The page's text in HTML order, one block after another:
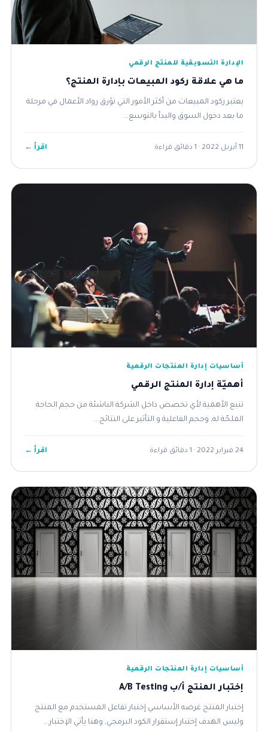
الإدارة التسويقية للمنتج الرقمي
ما هي علاقة ركود المبيعات بإدارة المنتج؟
يعتبر ركود المبيعات من أكثر الأمور التي تؤرق رواد الأعمال في مرحلة
ما بعد دخول السوق والبدأ بالتوسع...
11 أبريل 2022 · 1 دقائق قراءة اقرأ ←
أساسيات إدارة المنتجات الرقمية
أهميّة إدارة المنتج الرقمي
تنبع الأهمية لأي تخصص داخل الشركة الناشئة من حجم الحاجة
الملحّة له, وحجم الفاعلية و التأثير على النتائج...
24 فبراير 2022 · 1 دقائق قراءة اقرأ ←
أساسيات إدارة المنتجات الرقمية
إختبار المنتج أ/ب A/B Testing
إختبار المنتج غرضه الأساسي إختبار تفاعل المستخدم مع المنتج
وليس الهدف إختبار إستقرار الكود البرمجي, وهنا يأتي الإختبار...